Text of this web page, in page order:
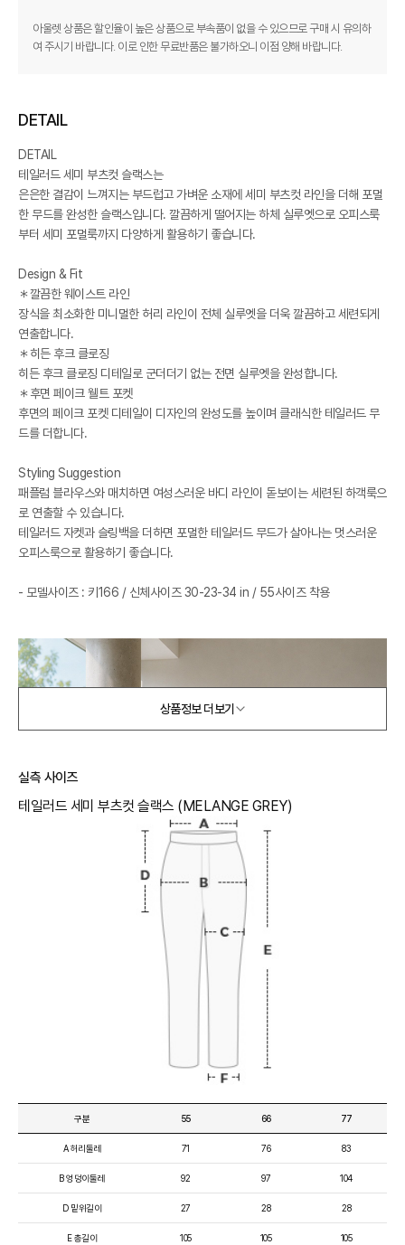
아울렛 상품은 할인율이 높은 상품으로 부속품이 없을 수 있으므로 구매 시 유의하
여 주시기 바랍니다. 이로 인한 무료반품은 불가하오니 이점 양해 바랍니다.
DETAIL
DETAIL
테일러드 세미 부츠컷 슬랙스는
은은한 결감이 느껴지는 부드럽고 가벼운 소재에 세미 부츠컷 라인을 더해 포멀
한 무드를 완성한 슬랙스입니다. 깔끔하게 떨어지는 하체 실루엣으로 오피스룩
부터 세미 포멀룩까지 다양하게 활용하기 좋습니다.
Design & Fit
＊깔끔한 웨이스트 라인
장식을 최소화한 미니멀한 허리 라인이 전체 실루엣을 더욱 깔끔하고 세련되게
연출합니다.
＊히든 후크 클로징
히든 후크 클로징 디테일로 군더더기 없는 전면 실루엣을 완성합니다.
＊후면 페이크 웰트 포켓
후면의 페이크 포켓 디테일이 디자인의 완성도를 높이며 클래식한 테일러드 무
드를 더합니다.
Styling Suggestion
패플럼 블라우스와 매치하면 여성스러운 바디 라인이 돋보이는 세련된 하객룩으
로 연출할 수 있습니다.
테일러드 자켓과 슬링백을 더하면 포멀한 테일러드 무드가 살아나는 멋스러운
오피스룩으로 활용하기 좋습니다.
- 모델사이즈 : 키166 / 신체사이즈 30-23-34 in / 55사이즈 착용
상품정보 더보기
실측 사이즈
테일러드 세미 부츠컷 슬랙스 (MELANGE GREY)
구분
A 허리둘레
B 엉덩이둘레
D 밑위길이
E 총길이
55
71
92
27
105
66
76
97
28
105
77
83
104
28
105